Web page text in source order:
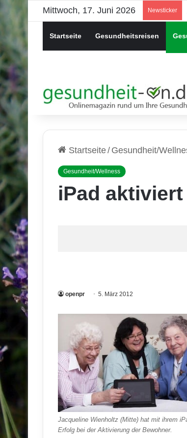
Mittwoch, 17. Juni 2026 Newsticker
Startseite Gesundheitsreisen
Startseite/ Gesundheit/
Gesundheit/Wellness
iPad
openpr 5. März 2012
Jacqueline Wienholtz (Mitte) hat mit ihrem
Erfolg bei der Aktivierung der Bewohner.